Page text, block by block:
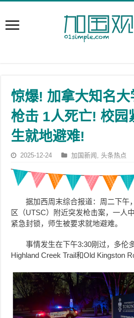
惊爆! 加拿大知名
枪击 1人死亡! 校园
生就地避难!
2025-12-24 加国新闻 ,头条热点
据加西周末综合报道：周二下午
区（UTSC）附近突发枪击案，一人
紧急封锁，师生被要求就地避难。
事情发生在下午3:30刚过，多伦
Highland Creek Trail和Old Kingston